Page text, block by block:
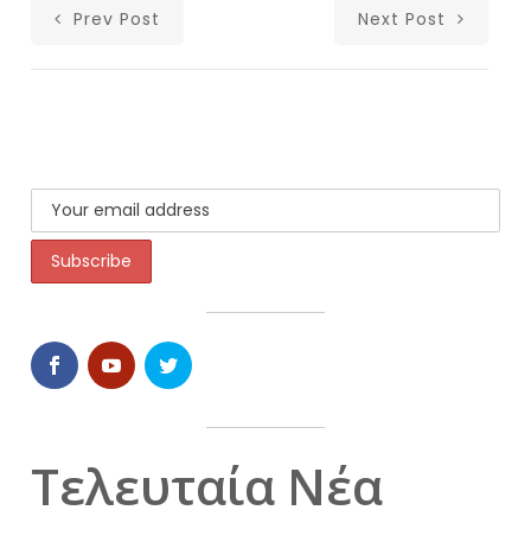
Prev Post Next Post
Τελευταία Νέα